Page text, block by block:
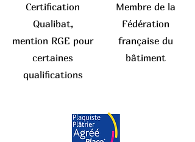
Certification
Qualibat,
mention RGE pour
certaines
qualifications
Membre de la
Fédération
française du
bâtiment